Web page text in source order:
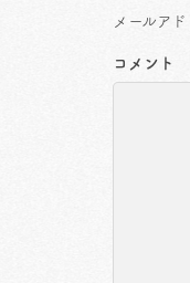
メールア
コメント